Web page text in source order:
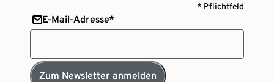
* Pflichtfeld
E-Mail-Adresse*
Zum Newsletter anmelden